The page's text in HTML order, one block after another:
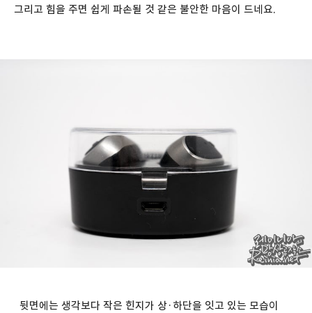
그리고 힘을 주면 쉽게 파손될 것 같은 불안한 마음이 드네요.
뒷면에는 생각보다 작은 힌지가 상·하단을 잇고 있는 모습이